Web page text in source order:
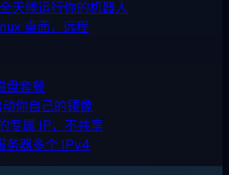
全天候运行你的机器人
桌面，远程
盘套餐
动你自己的镜像
专属 IP，不共享
务器多个 IPv4